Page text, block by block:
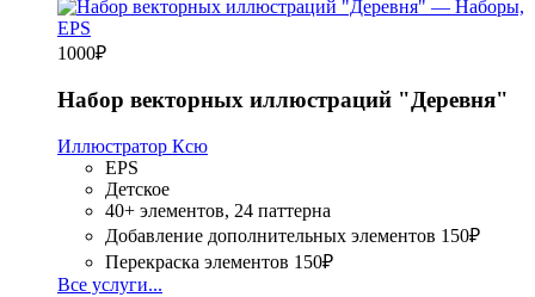
1000₽
Набор векторных иллюстраций "Деревня"
Иллюстратор Ксю
EPS
Детское
40+ элементов, 24 паттерна
Добавление дополнительных элементов 150₽
Перекраска элементов 150₽
Все услуги...